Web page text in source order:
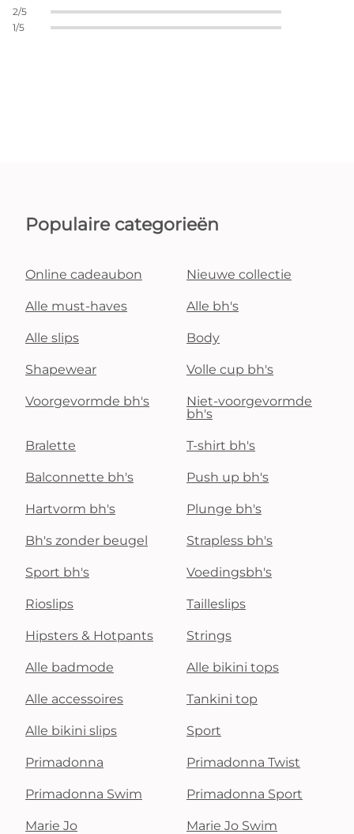
2/5
1/5
Populaire categorieën
Online cadeaubon Nieuwe collectie
Alle must-haves Alle bh's
Alle slips Body
Shapewear Volle cup bh's
Voorgevormde bh's
Niet-voorgevormde
bh's
Bralette T-shirt bh's
Balconnette bh's Push up bh's
Hartvorm bh's Plunge bh's
Bh's zonder beugel Strapless bh's
Sport bh's Voedingsbh's
Rioslips Tailleslips
Hipsters & Hotpants Strings
Alle badmode Alle bikini tops
Alle accessoires Tankini top
Alle bikini slips Sport
Primadonna Primadonna Twist
Primadonna Swim Primadonna Sport
Marie Jo Marie Jo Swim